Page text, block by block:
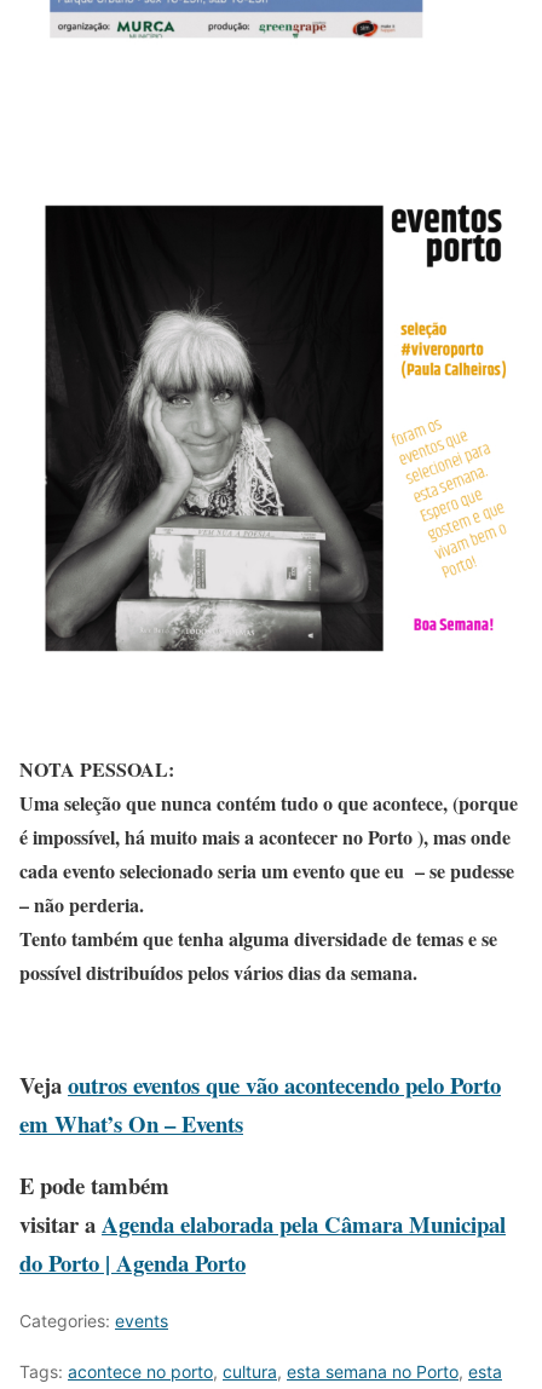
NOTA PESSOAL:
Uma seleção que nunca contém tudo o que acontece, (porque
é impossível, há muito mais a acontecer noPorto), mas onde
cada evento selecionado seria um evento que eu – se pudesse
– não perderia.
Tento também que tenha alguma diversidade de temas e se
possível distribuídos pelos vários dias da semana.
Vejaoutros eventos que vão acontecendo pelo Porto
em What’s On – Events
E pode também
visitar aAgenda elaborada pela Câmara Municipal
do Porto | Agenda Porto
Categories: events
Tags: acontece no porto, cultura, esta semana no Porto, esta